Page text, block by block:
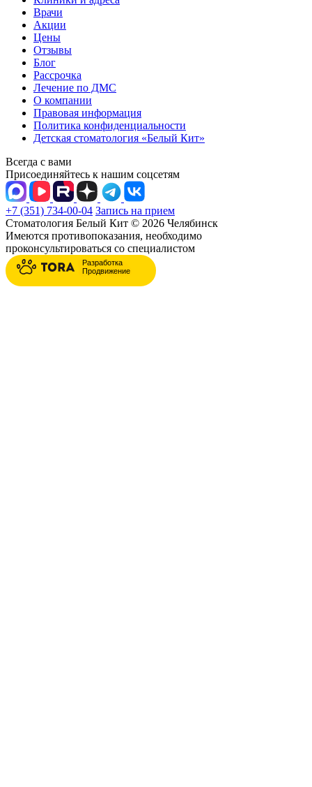
Врачи
Акции
Цены
Отзывы
Блог
Рассрочка
Лечение по ДМС
О компании
Правовая информация
Политика конфиденциальности
Детская стоматология «Белый Кит»
Всегда с вами
Присоединяйтесь к нашим соцсетям
+7 (351) 734-00-04 Запись на прием
Стоматология Белый Кит © 2026 Челябинск
Имеются противопоказания, необходимо
проконсультироваться со специалистом
Разработка
Продвижение